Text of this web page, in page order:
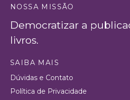
NOSSA MISSÃO
Democratizar a
livros.
SAIBA MAIS
Dúvidas e Contato
Política de Privacidade